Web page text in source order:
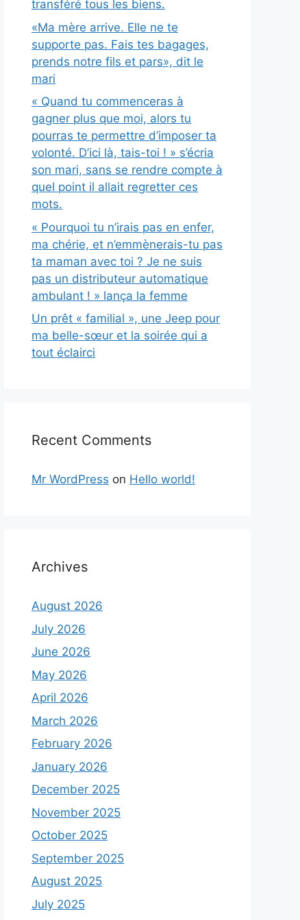
transféré tous les biens.
«Ma mère arrive. Elle ne te
supporte pas. Fais tes bagages,
prends notre fils et pars», dit le
mari
« Quand tu commenceras à
gagner plus que moi, alors tu
pourras te permettre d’imposer ta
volonté. D’ici là, tais-toi ! » s’écria
son mari, sans se rendre compte à
quel point il allait regretter ces
mots.
« Pourquoi tu n’irais pas en enfer,
ma chérie, et n’emmènerais-tu pas
ta maman avec toi ? Je ne suis
pas un distributeur automatique
ambulant ! » lança la femme
Un prêt « familial », une Jeep pour
ma belle-sœur et la soirée qui a
tout éclairci
Recent Comments
Mr WordPress on Hello world!
Archives
August 2026
July 2026
June 2026
May 2026
April 2026
March 2026
February 2026
January 2026
December 2025
November 2025
October 2025
September 2025
August 2025
July 2025